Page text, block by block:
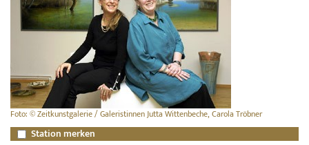
Foto: © Zeitkunstgalerie / Galeristinnen Jutta Wittenbeche, Carola Tröbner
Station merken